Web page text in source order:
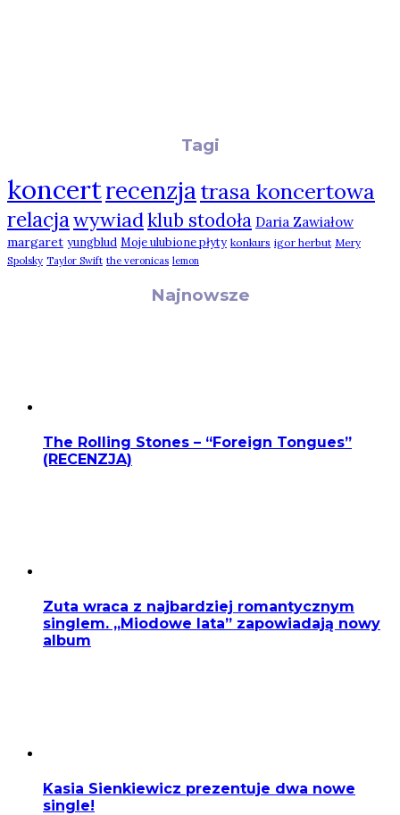
Tagi
koncertrecenzjatrasa koncertowa
relacjawywiadklub stodoła Daria Zawiałow
margaret yungblud Moje ulubione płyty konkurs igor herbut Mery
Spolsky Taylor Swift the veronicas lemon
Najnowsze
The Rolling Stones – “Foreign Tongues”
(RECENZJA)
Zuta wraca z najbardziej romantycznym
singlem. „Miodowe lata” zapowiadają nowy
album
Kasia Sienkiewicz prezentuje dwa nowe
single!